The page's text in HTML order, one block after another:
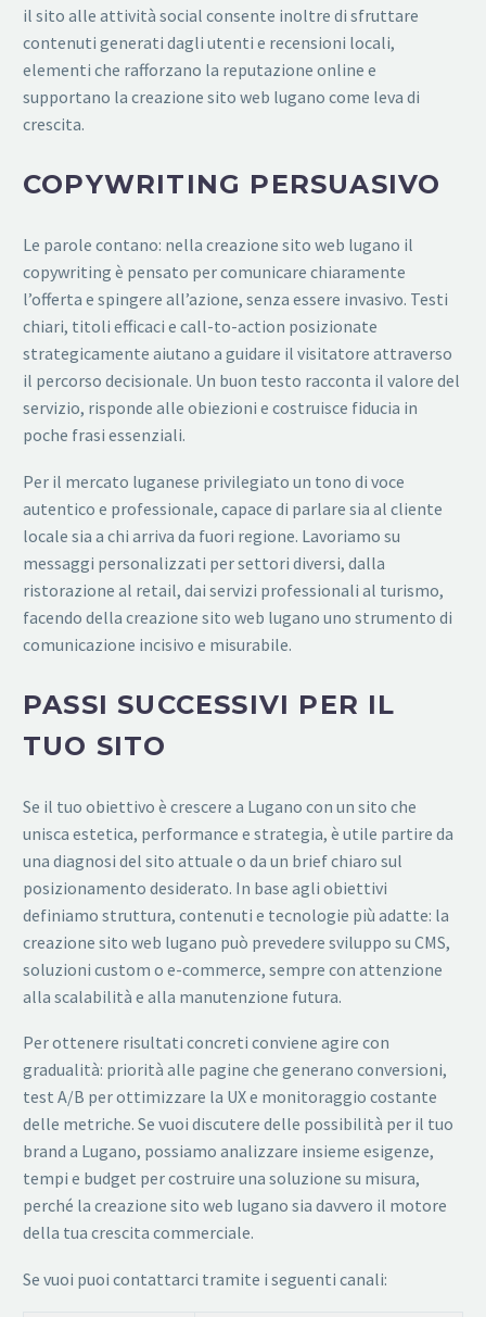
il sito alle attività social consente inoltre di sfruttare
contenuti generati dagli utenti e recensioni locali,
elementi che rafforzano la reputazione online e
supportano la creazione sito web lugano come leva di
crescita.
COPYWRITING PERSUASIVO
Le parole contano: nella creazione sito web lugano il
copywriting è pensato per comunicare chiaramente
l’offerta e spingere all’azione, senza essere invasivo. Testi
chiari, titoli efficaci e call-to-action posizionate
strategicamente aiutano a guidare il visitatore attraverso
il percorso decisionale. Un buon testo racconta il valore del
servizio, risponde alle obiezioni e costruisce fiducia in
poche frasi essenziali.
Per il mercato luganese privilegiato un tono di voce
autentico e professionale, capace di parlare sia al cliente
locale sia a chi arriva da fuori regione. Lavoriamo su
messaggi personalizzati per settori diversi, dalla
ristorazione al retail, dai servizi professionali al turismo,
facendo della creazione sito web lugano uno strumento di
comunicazione incisivo e misurabile.
PASSI SUCCESSIVI PER IL
TUO SITO
Se il tuo obiettivo è crescere a Lugano con un sito che
unisca estetica, performance e strategia, è utile partire da
una diagnosi del sito attuale o da un brief chiaro sul
posizionamento desiderato. In base agli obiettivi
definiamo struttura, contenuti e tecnologie più adatte: la
creazione sito web lugano può prevedere sviluppo su CMS,
soluzioni custom o e-commerce, sempre con attenzione
alla scalabilità e alla manutenzione futura.
Per ottenere risultati concreti conviene agire con
gradualità: priorità alle pagine che generano conversioni,
test A/B per ottimizzare la UX e monitoraggio costante
delle metriche. Se vuoi discutere delle possibilità per il tuo
brand a Lugano, possiamo analizzare insieme esigenze,
tempi e budget per costruire una soluzione su misura,
perché la creazione sito web lugano sia davvero il motore
della tua crescita commerciale.
Se vuoi puoi contattarci tramite i seguenti canali: